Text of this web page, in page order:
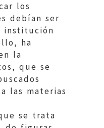
los
debían ser
institución
ha
la
que se
las materias
se trata